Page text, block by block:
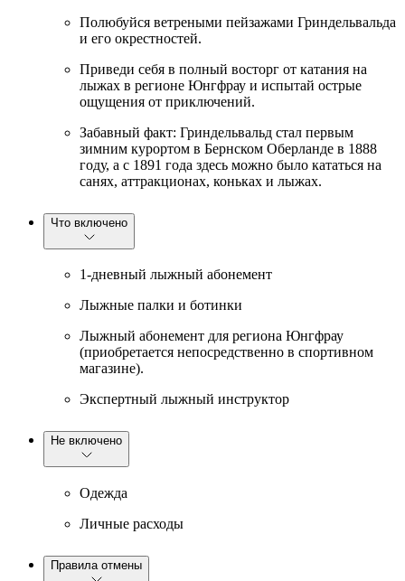
Полюбуйся ветреными пейзажами Гриндельвальда
и его окрестностей.
Приведи себя в полный восторг от катания на
лыжах в регионе Юнгфрау и испытай острые
ощущения от приключений.
Забавный факт: Гриндельвальд стал первым
зимним курортом в Бернском Оберланде в 1888
году, а с 1891 года здесь можно было кататься на
санях, аттракционах, коньках и лыжах.
Что включено
1-дневный лыжный абонемент
Лыжные палки и ботинки
Лыжный абонемент для региона Юнгфрау
(приобретается непосредственно в спортивном
магазине).
Экспертный лыжный инструктор
Не включено
Одежда
Личные расходы
Правила отмены